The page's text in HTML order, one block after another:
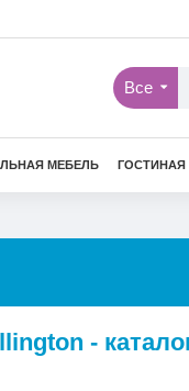
Все
МЕБЕЛЬ ГОСТИНАЯ
-